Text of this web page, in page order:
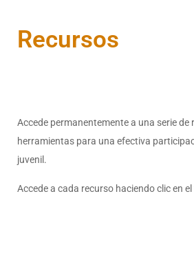
Recursos
Accede permanentemente a una serie de
herramientas para una efectiva
juvenil.
Accede a cada recurso haciendo clic en